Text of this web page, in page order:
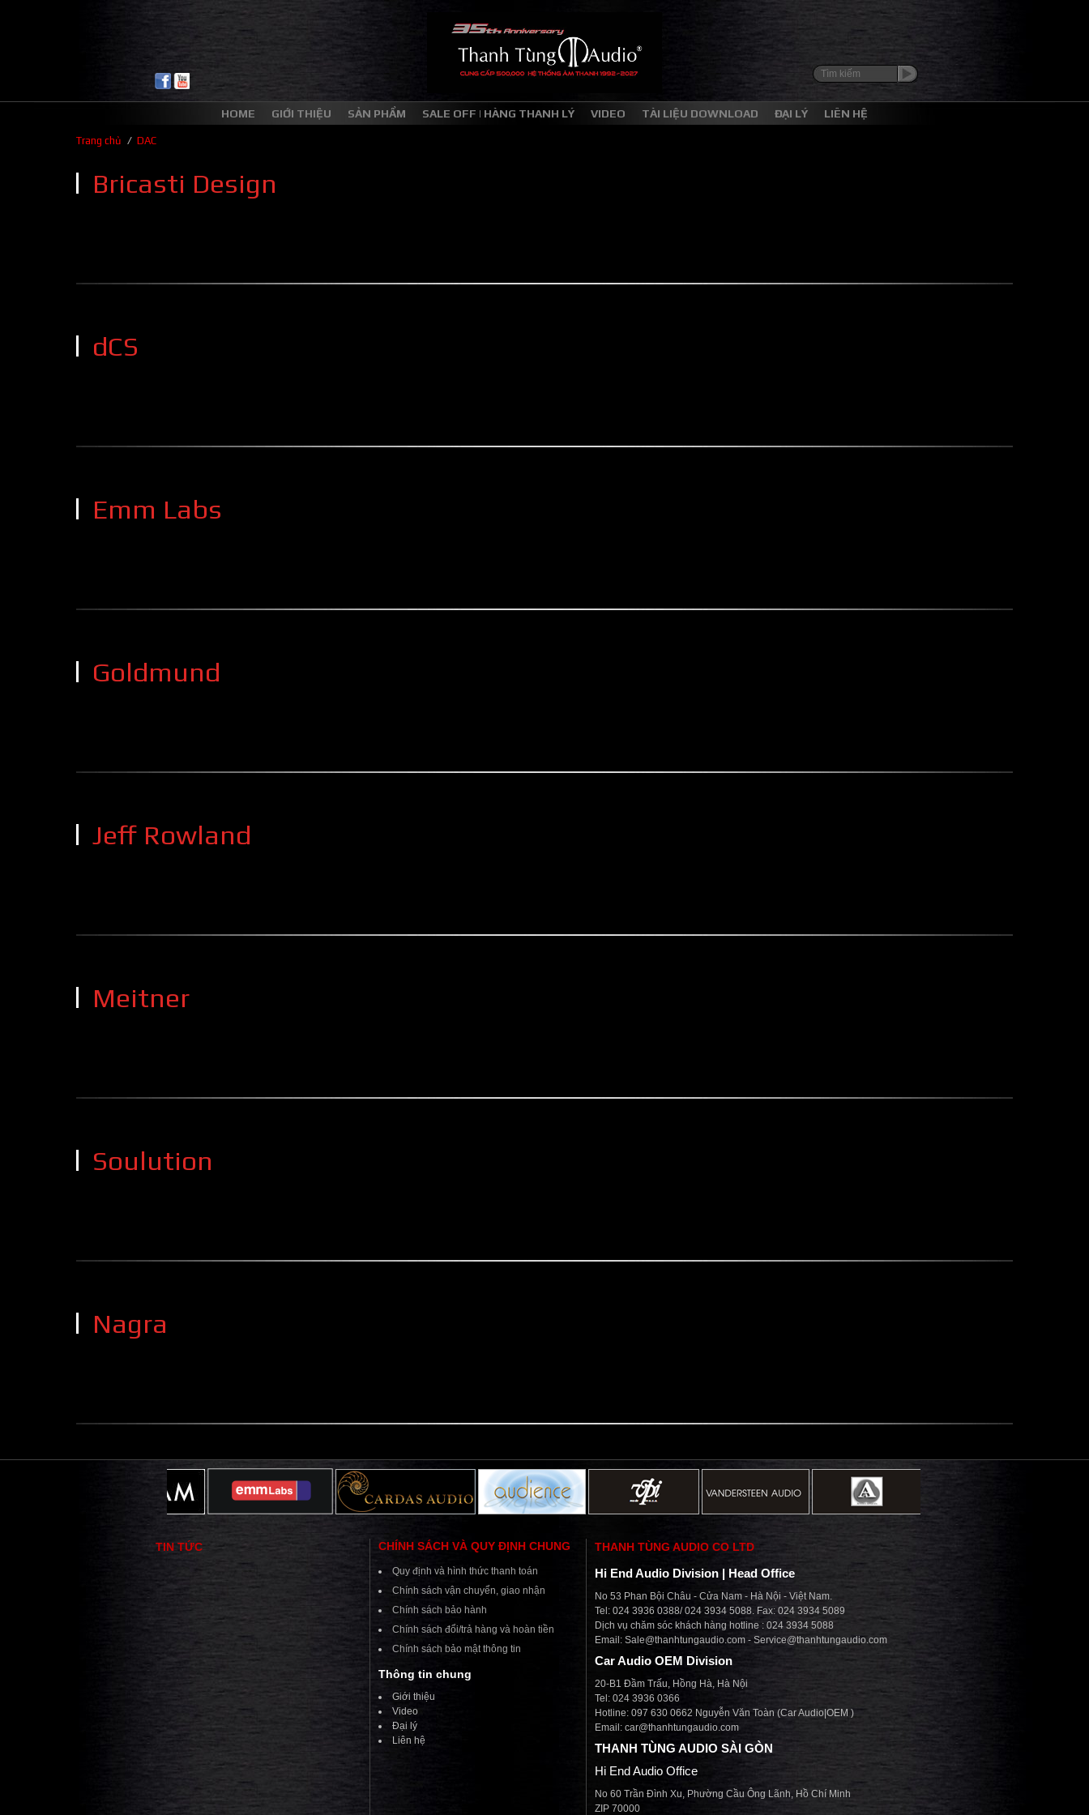
HOME GIỚI THIỆU SẢN PHẨM SALE OFF | HÀNG THANH LÝ VIDEO TÀI LIỆU DOWNLOAD ĐẠI LÝ LIÊN HỆ
Trang chủ / DAC
Bricasti Design
dCS
Emm Labs
Goldmund
Jeff Rowland
Meitner
Soulution
Nagra
TIN TỨC CHÍNH SÁCH VÀ QUY ĐỊNH CHUNG
Quy định và hình thức thanh toán
Chính sách vận chuyển, giao nhận
Chính sách bảo hành
Chính sách đổi/trả hàng và hoàn tiền
Chính sách bảo mật thông tin
Thông tin chung
Giới thiệu
Video
Đại lý
Liên hệ
THANH TÙNG AUDIO CO LTD
Hi End Audio Division | Head Office
No 53 Phan Bội Châu - Cửa Nam - Hà Nội - Việt Nam.
Tel: 024 3936 0388/ 024 3934 5088. Fax: 024 3934 5089
Dịch vụ chăm sóc khách hàng hotline : 024 3934 5088
Email: Sale@thanhtungaudio.com - Service@thanhtungaudio.com
Car Audio OEM Division
20-B1 Đầm Trấu, Hồng Hà, Hà Nội
Tel: 024 3936 0366
Hotline: 097 630 0662 Nguyễn Văn Toàn (Car Audio|OEM )
Email: car@thanhtungaudio.com
THANH TÙNG AUDIO SÀI GÒN
Hi End Audio Office
No 60 Trần Đình Xu, Phường Cầu Ông Lãnh, Hồ Chí Minh
ZIP 70000